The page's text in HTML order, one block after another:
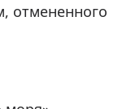
отмененного